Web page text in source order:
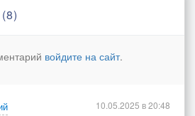
Отваги.
сединой,...
войдите на сайт.
10.05.2025 в 20:48